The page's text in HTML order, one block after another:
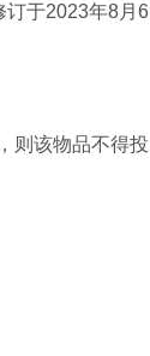
订于2023年8月6
则该物品不得投